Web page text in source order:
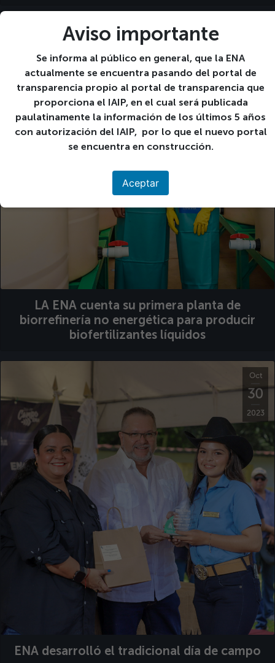
Aviso importante
Se informa al público en general, que la ENA
actualmente se encuentra pasando del portal de
transparencia propio al portal de transparencia que
proporciona el IAIP, en el cual será publicada
paulatinamente la información de los últimos 5 años
con autorización del IAIP, por lo que el nuevo portal
se encuentra en construcción.
Aceptar
LA ENA cuenta su primera planta de
biorrefinería no energética para producir
biofertilizantes líquidos
Oct
30
2023
ENA desarrolló el tradicional día de campo